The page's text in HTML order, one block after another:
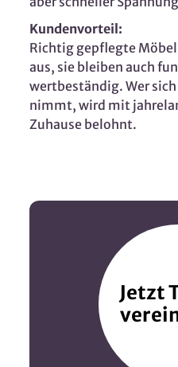
Kundenvorteil:
Richtig gepflegte
aus, sie bleiben auch
wertbeständig. Wer
nimmt, wird mit
Zuhause belohnt.
Jetzt